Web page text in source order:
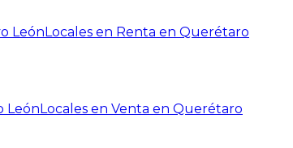
LeónLocales en Renta en Querétaro
LeónLocales en Venta en Querétaro